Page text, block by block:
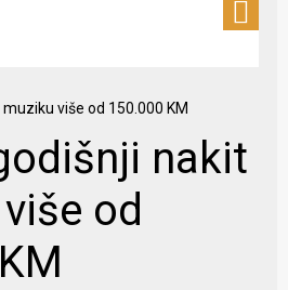
nakit
od